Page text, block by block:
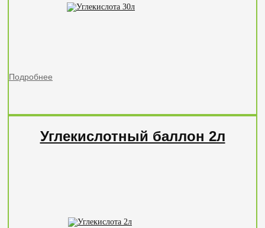
Подробнее
Углекислотный баллон 2л